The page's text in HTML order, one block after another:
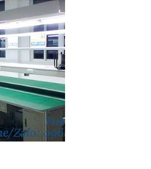
Add
to
wishlist